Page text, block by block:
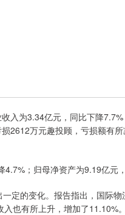
为3.34亿元，同比下降7.7%
2612万元趣投顾，亏损额有
；归母净资产为9.19亿元，
的变化。报告指出，国际物
也有所上升，增加了11.10%
深证成指